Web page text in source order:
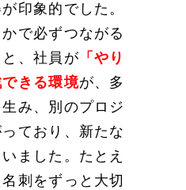
印象的でした。
で必ずつながる
、社員が 「やり
きる環境が、多
み、別のプロジ
ており、新たな
ました。たとえ
刺をずっと大切